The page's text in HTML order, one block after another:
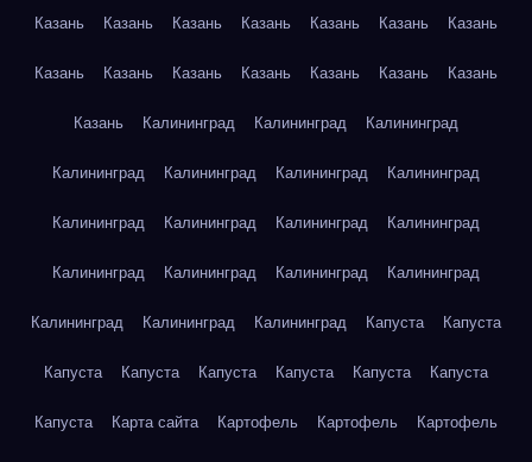
Казань Казань Казань Казань Казань Казань Казань
Казань Казань Казань Казань Казань Казань Казань
Казань Калининград Калининград Калининград
Калининград Калининград Калининград Калининград
Калининград Калининград Калининград Калининград
Калининград Калининград Калининград Калининград
Калининград Калининград Калининград Капуста Капуста
Капуста Капуста Капуста Капуста Капуста Капуста
Капуста Карта сайта Картофель Картофель Картофель